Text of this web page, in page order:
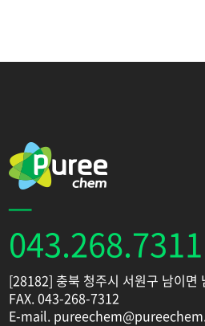
043.268.7311
[28182] 충북 청주시 서원구 남이면
FAX. 043-268-7312
E-mail.